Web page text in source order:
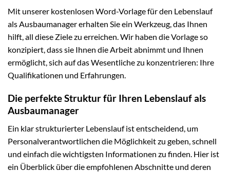
Mit unserer kostenlosen Word-Vorlage für den Lebenslauf
als Ausbaumanager erhalten Sie ein Werkzeug, das Ihnen
hilft, all diese Ziele zu erreichen. Wir haben die Vorlage so
konzipiert, dass sie Ihnen die Arbeit abnimmt und Ihnen
ermöglicht, sich auf das Wesentliche zu konzentrieren: Ihre
Qualifikationen und Erfahrungen.
Die perfekte Struktur für Ihren Lebenslauf als
Ausbaumanager
Ein klar strukturierter Lebenslauf ist entscheidend, um
Personalverantwortlichen die Möglichkeit zu geben, schnell
und einfach die wichtigsten Informationen zu finden. Hier ist
ein Überblick über die empfohlenen Abschnitte und deren